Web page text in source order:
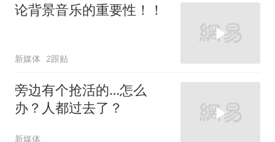
论背景音乐的重要性！！
新媒体 2跟贴
旁边有个抢活的…怎么
办？人都过去了？
新媒体